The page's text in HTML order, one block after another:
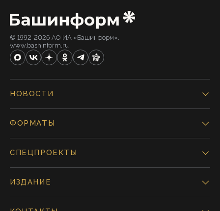
© 1992-2026 АО ИА «Башинформ».
www.bashinform.ru
НОВОСТИ
ФОРМАТЫ
СПЕЦПРОЕКТЫ
ИЗДАНИЕ